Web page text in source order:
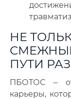
НЕ
ПУТИ
ПБОТОС –
карьеры,